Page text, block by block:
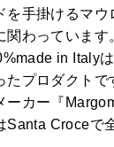
を手掛けるマ
関わっていま
in Italy
たプロダクト
ーカー『
Santa Croceで